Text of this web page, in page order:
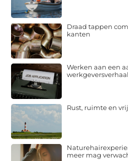
Draad tappen
kanten
Werken aan een
werkgeversverhaal
Rust, ruimte en
meer mag